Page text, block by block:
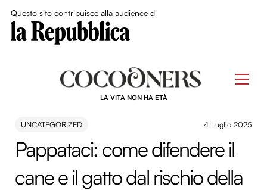
Questo sito contribuisce alla audience di
LA VITA NON HA ETÀ
UNCATEGORIZED 4 Luglio 2025
Pappataci: come difendere il
cane e il gatto dal rischio della